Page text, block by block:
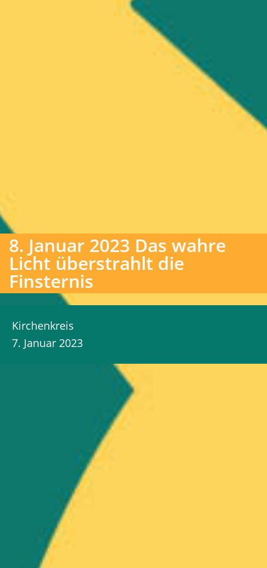
8. Januar 2023 Das wahre
Licht überstrahlt die
Finsternis
Kirchenkreis
7. Januar 2023